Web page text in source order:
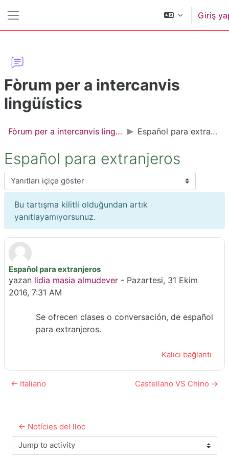
Giriş
Fòrum per a intercanvis
lingüístics
Fòrum per a intercanvis lingüístics Español para extranjeros
Español para extranjeros
Görünüm modu
Bu tartışma kilitli olduğundan artık
yanıtlayamıyorsunuz.
Español para extranjeros
yazan lidia masia almudever - Pazartesi, 31 Ekim
2016, 7:31 AM
Yanıt sayısı: 0
Se ofrecen clases o conversación, de español
para extranjeros.
Kalıcı bağlantı
← Italiano Castellano VS Chino →
← Notícies del lloc
Jump to activity